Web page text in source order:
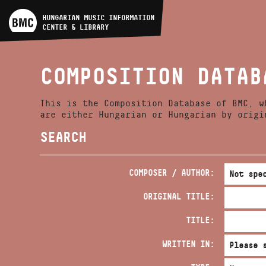
HUNGARIAN MUSIC INFORMATION
CENTER & LIBRARY
ARTIST DATABASE
MUSIC LIBRARY, ONLINE
CATALOG
COMPOSITION
This is the Composition Database of BMC,
are either Hungarian or Hungarian by
SEARCH
COMPOSER / AUTHOR:
ORIGINAL TITLE:
TITLE:
WRITTEN IN: